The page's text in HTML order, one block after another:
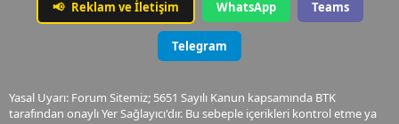
📢 Reklam ve İletişim WhatsApp Teams
Telegram
Yasal Uyarı: Forum Sitemiz; 5651 Sayılı Kanun kapsamında BTK
tarafından onaylı Yer Sağlayıcı'dır. Bu sebeple içerikleri kontrol etme ya